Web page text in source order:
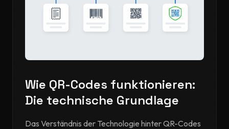
Wie QR-Codes funktionieren:
Die technische Grundlage
Das Verständnis der Technologie hinter QR-Codes